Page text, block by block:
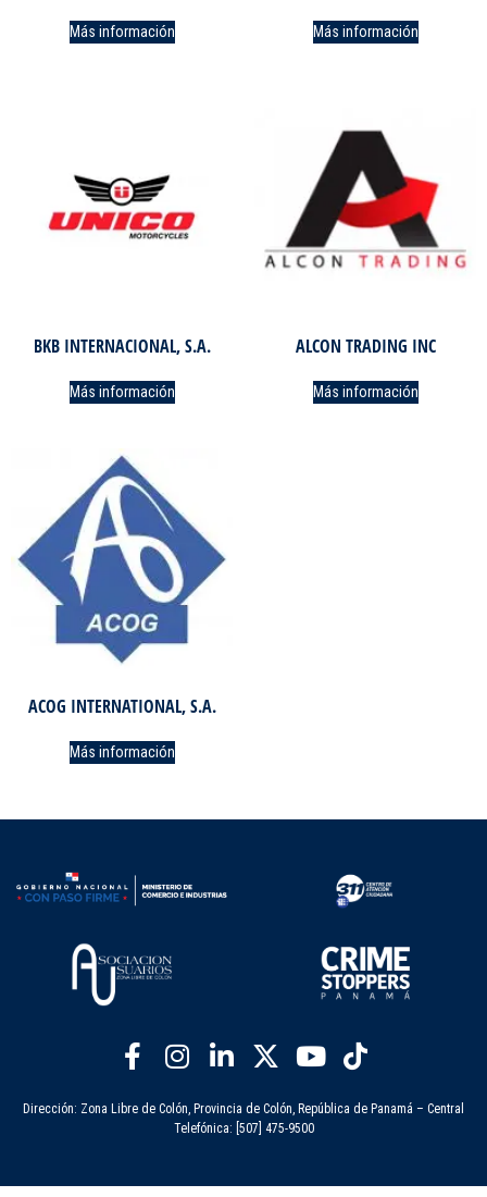
Más información Más información
BKB INTERNACIONAL, S.A.
Más información
ALCON TRADING INC
Más información
ACOG INTERNATIONAL, S.A.
Más información
Dirección: Zona Libre de Colón, Provincia de Colón, República de Panamá – Central
Telefónica: [507] 475-9500